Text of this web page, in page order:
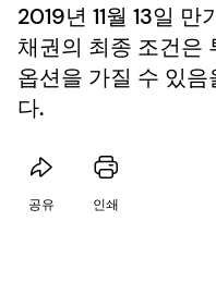
2019년 11월 13일
채권의 최종 조건은
옵션을 가질 수 있
다.
공유 인쇄